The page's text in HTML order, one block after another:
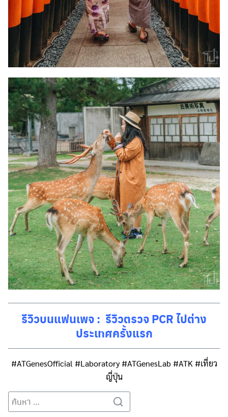
รีวิวบนแฟนเพจ : รีวิวตรวจ PCR ไปต่าง
ประเทศครั้งแรก
#ATGenesOfficial #Laboratory #ATGenesLab #ATK #เที่ยว
ญี่ปุ่น
Search
for:
Search